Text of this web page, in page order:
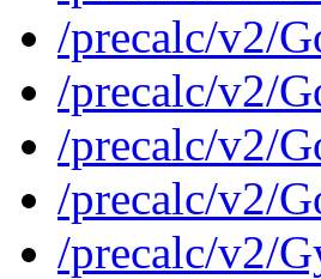
/precalc/v2/
/precalc/v2/
/precalc/v2/
/precalc/v2/
/precalc/v2/